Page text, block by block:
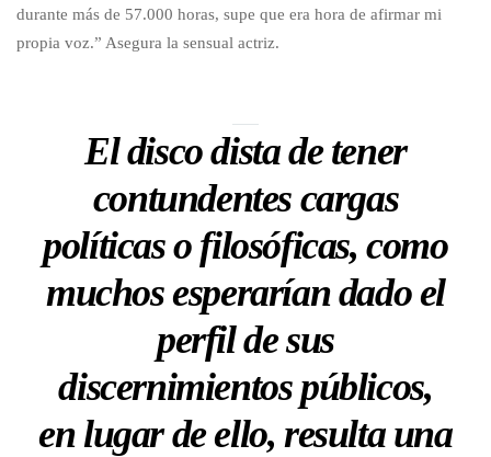
durante más de 57.000 horas, supe que era hora de afirmar mi
propia voz.” Asegura la sensual actriz.
El disco dista de tener
contundentes cargas
políticas o filosóficas, como
muchos esperarían dado el
perfil de sus
discernimientos públicos,
en lugar de ello, resulta una